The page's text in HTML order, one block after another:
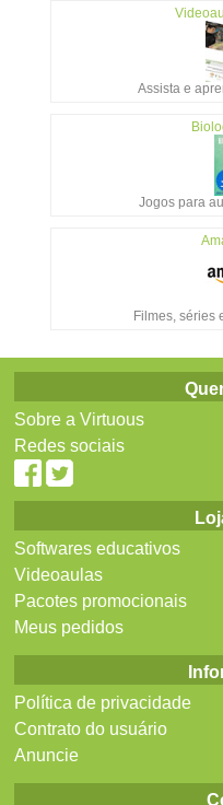
Assista e
Jogos para
Filmes, séries
Sobre a Virtuous
Redes sociais
Softwares educativos
Videoaulas
Pacotes promocionais
Meus pedidos
Política de privacidade
Contrato do usuário
Anuncie